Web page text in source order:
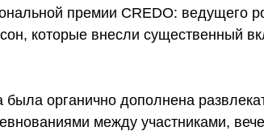
премии CREDO: ведущего
которые внесли существенный
была органично дополнена
между участниками,